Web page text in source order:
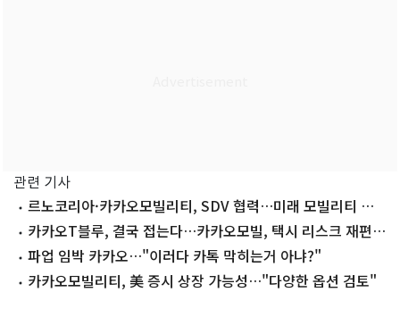
관련 기사
르노코리아·카카오모빌리티, SDV 협력…미래 모빌리티 생
태계 구축
카카오T블루, 결국 접는다…카카오모빌, 택시 리스크 재편
착수파업 임박 카카오…"이러다 카톡 막히는거 아냐?"
카카오모빌리티, 美 증시 상장 가능성…"다양한 옵션 검토"